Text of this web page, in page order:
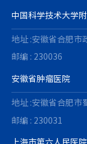
中国科学技术大学
地址 :安徽省合肥市
邮编 : 230036
安徽省肿瘤医院
地址 :安徽省合肥市
邮编 : 230031